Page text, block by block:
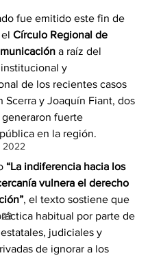
2022
fue emitido este fin de
Círculo Regional de
a raíz del
y
de los recientes casos
Scerra y Joaquín Fiant, dos
fuerte
en la región.
“La indiferencia hacia los
vulnera el derecho
, el texto sostiene que
habitual por parte de
judiciales y
de ignorar a los